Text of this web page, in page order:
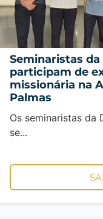
Seminaristas
participam de
missionária na
Palmas
Os seminaristas da
se...